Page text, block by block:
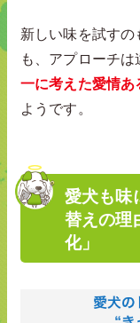
新しい味を試す
も、アプローチは
一に考えた愛情あ
ようです。
愛犬も味
替えの理
化」